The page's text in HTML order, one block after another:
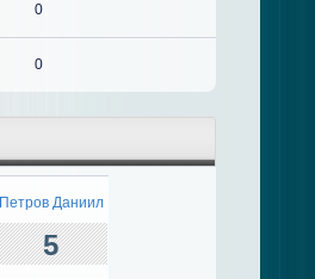
0
0
Петров Даниил
5